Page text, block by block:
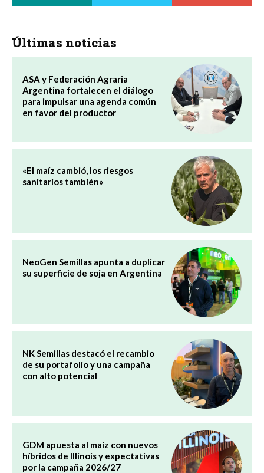
Últimas noticias
ASA y Federación Agraria
Argentina fortalecen el diálogo
para impulsar una agenda común
en favor del productor
«El maíz cambió, los riesgos
sanitarios también»
NeoGen Semillas apunta a duplicar
su superficie de soja en Argentina
NK Semillas destacó el recambio
de su portafolio y una campaña
con alto potencial
GDM apuesta al maíz con nuevos
híbridos de Illinois y expectativas
por la campaña 2026/27